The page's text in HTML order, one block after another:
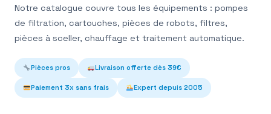
Notre catalogue couvre tous les équipements : pompes
de filtration, cartouches, pièces de robots, filtres,
pièces à sceller, chauffage et traitement automatique.
Pièces pros Livraison offerte dès 39€
Paiement 3x sans frais Expert depuis 2005